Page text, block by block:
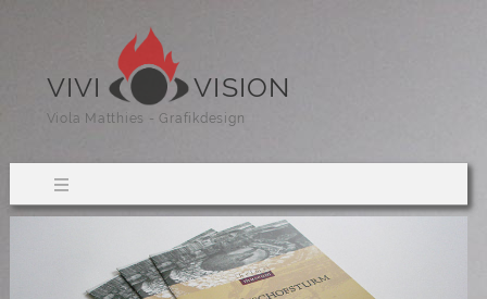
VIVI VISION
Viola Matthies - Grafikdesign